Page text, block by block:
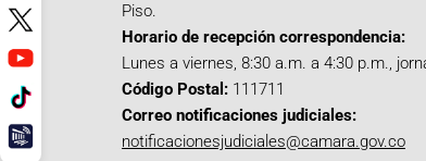
Piso.
Horario de recepción correspondencia:
Lunes a viernes, 8:30 a.m. a 4:30 p.m.,
Código Postal: 111711
Correo notificaciones judiciales:
notificacionesjudiciales@camara.gov.co